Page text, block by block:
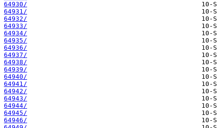
64930/
64931/
64932/
64933/
64934/
64935/
64936/
64937/
64938/
64939/
64940/
64941/
64942/
64943/
64944/
64945/
64946/